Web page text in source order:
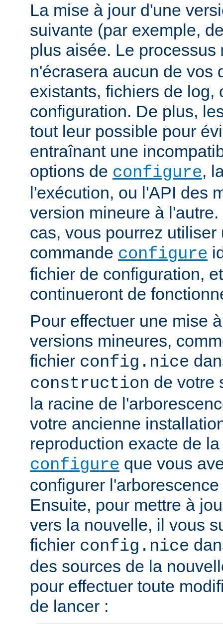
La mise à jour d'une
suivante (par exemple,
plus aisée. Le processus
n'écrasera aucun de vos
existants, fichiers de log,
configuration. De plus,
tout leur possible pour
entraînant une
options de configure,
l'exécution, ou l'API des
version mineure à
cas, vous pourrez utiliser
commande configure
fichier de configuration,
continueront de
Pour effectuer une mise
versions mineures,
fichier config.nice
construction de votre
la racine de
votre ancienne
reproduction exacte de
configure que vous
configurer
Ensuite, pour mettre à
vers la nouvelle, il vous
fichier config.nice
des sources de la
pour effectuer toute
de lancer :